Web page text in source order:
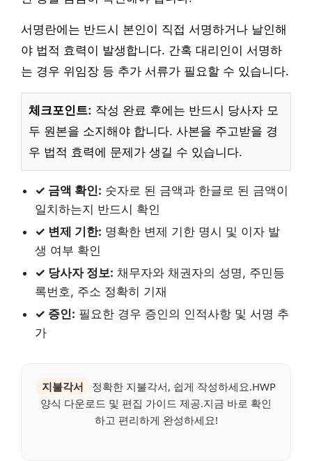
서명란에는 반드시 본인이 직접 서명하거나 날인해
야 법적 효력이 발생합니다. 간혹 대리인이 서명하
는 경우 위임장 등 추가 서류가 필요할 수 있습니다.
체크포인트: 작성 완료 후에는 반드시 당사자 모
두 원본을 소지해야 합니다. 사본을 주고받을 경
우 법적 효력에 문제가 생길 수 있습니다.
✓ 금액 확인: 숫자로 된 금액과 한글로 된 금액이
일치하는지 반드시 확인
✓ 변제 기한: 명확한 변제 기한 명시 및 이자 발
생 여부 확인
✓ 당사자 정보: 채무자와 채권자의 성명, 주민등
록번호, 주소 정확히 기재
✓ 증인: 필요한 경우 증인의 인적사항 및 서명 추
가
지불각서
정확한 지불각서, 쉽게 작성하세요.HWP
양식 다운로드 및 편집 가이드 제공.지금 바로 확인
하고 편리하게 완성하세요!